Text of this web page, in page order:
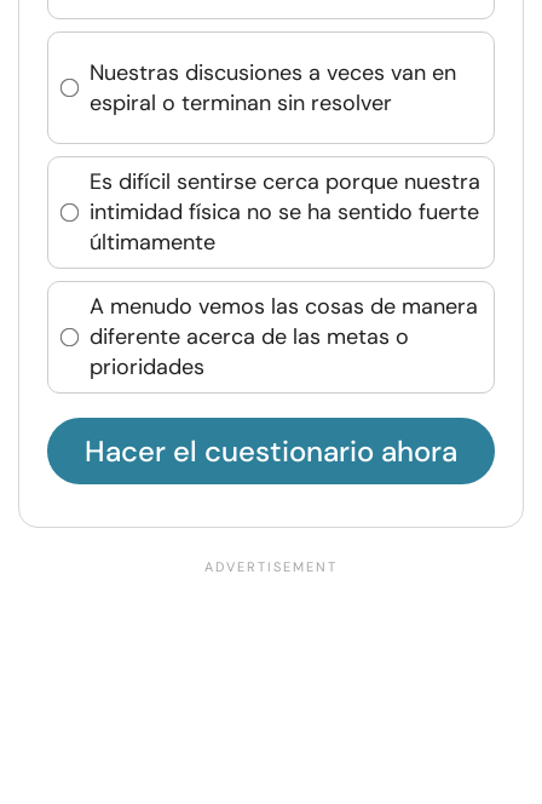
Nuestras discusiones a veces van en
espiral o terminan sin resolver
Es difícil sentirse cerca porque nuestra
intimidad física no se ha sentido fuerte
últimamente
A menudo vemos las cosas de manera
diferente acerca de las metas o
prioridades
Hacer el cuestionario ahora